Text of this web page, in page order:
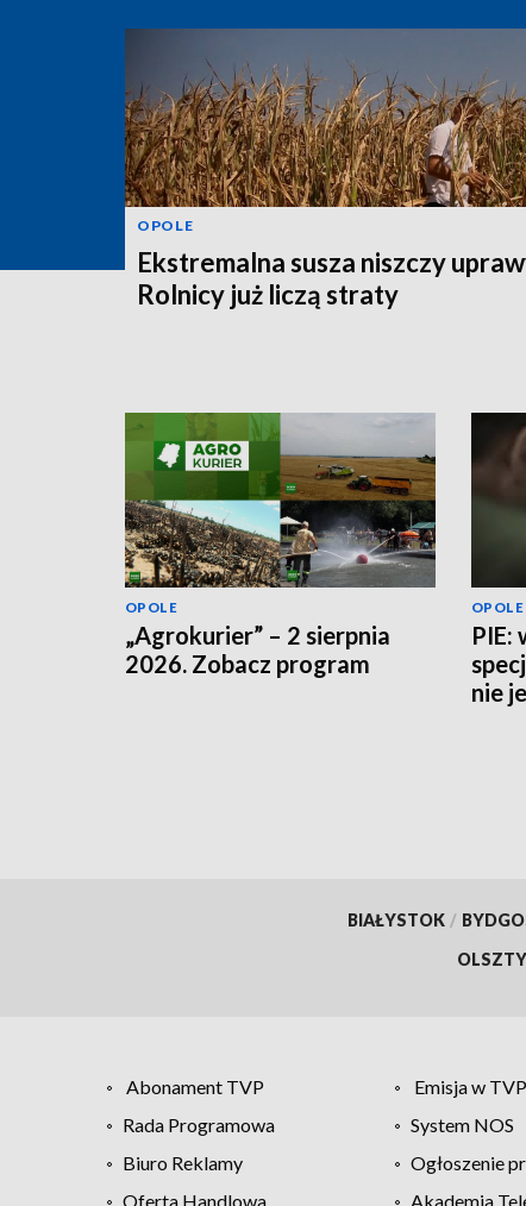
OPOLE
Ekstremalna susza niszczy
Rolnicy już liczą straty
OPOLE
„Agrokurier” – 2 sierpnia
2026. Zobacz program
OPOLE
PIE:
nie
BIAŁYSTOK /
Abonament TVP Emisja w TVP
Rada Programowa
System NOS
Biuro Reklamy
Ogłoszenie
Oferta Handlowa
Akademia